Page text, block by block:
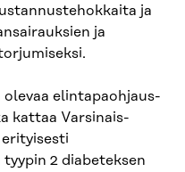
ja
ja
olevaa elintapaohjaus-
kattaa Varsinais-
2 diabeteksen